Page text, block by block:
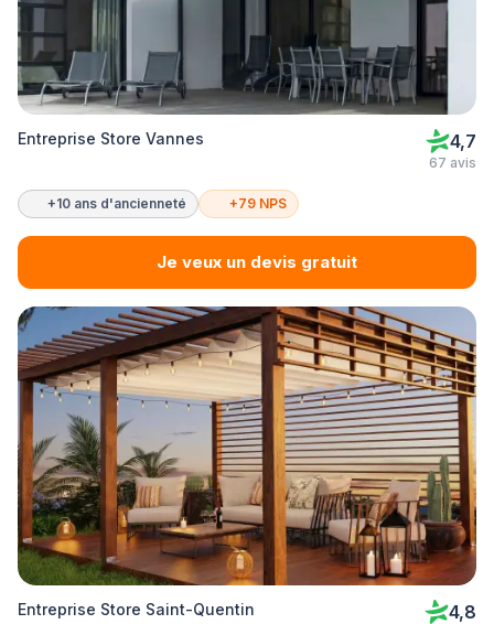
Entreprise Store Vannes 4,7
67 avis
+10 ans d'ancienneté +79 NPS
Je veux un devis gratuit
Entreprise Store Saint-Quentin 4,8